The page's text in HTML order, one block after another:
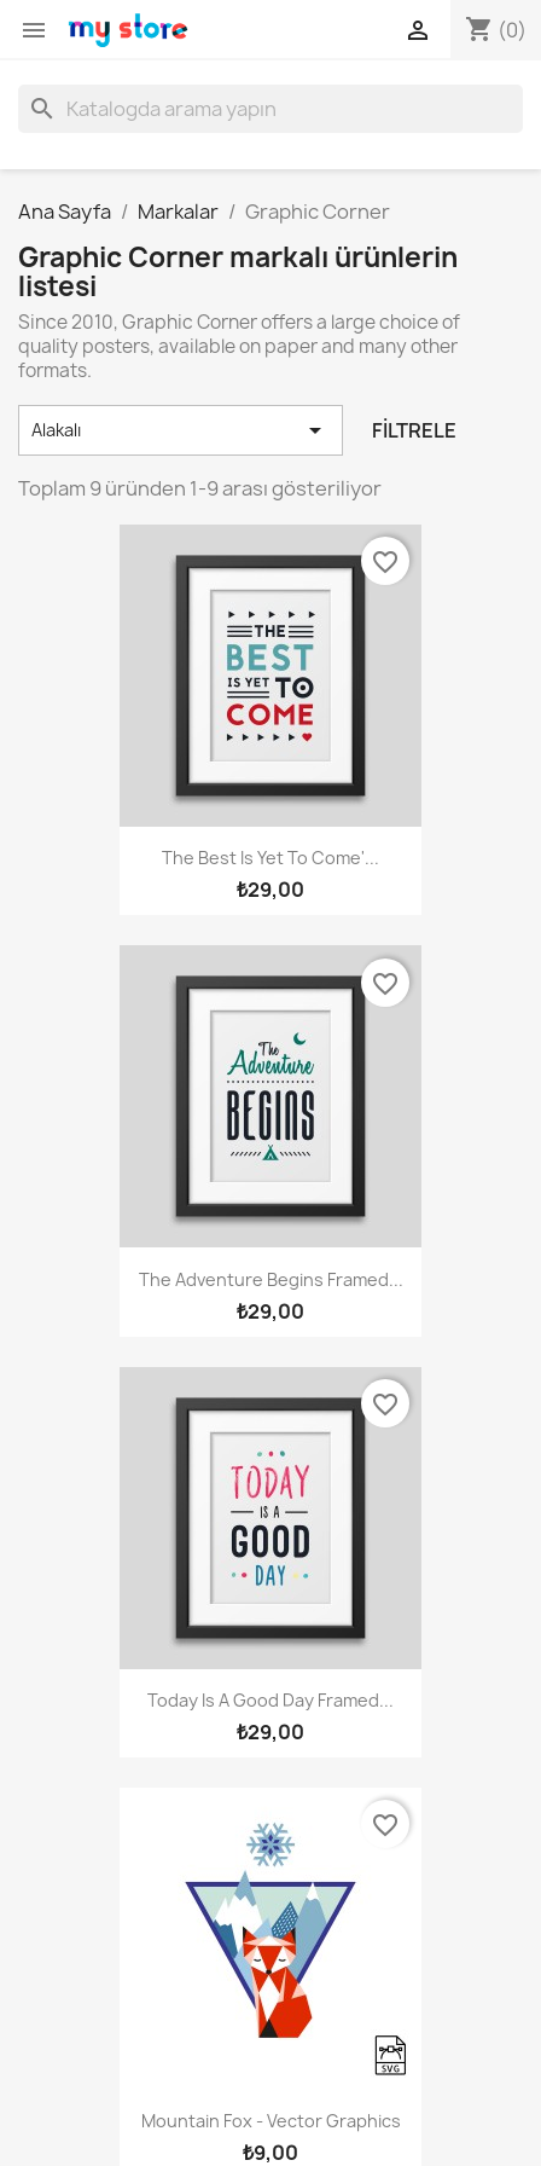
 shopping_cart (0)

search
Ana Sayfa Markalar Graphic Corner
Graphic Corner markalı ürünlerin
listesi
Since 2010, Graphic Corner offers a large choice of
quality posters, available on paper and many other
formats.
Alakalı  FILTRELE
Toplam 9 üründen 1-9 arası gösteriliyor
The Best Is Yet To Come'...
₺29,00
favorite_border
The Adventure Begins Framed...
₺29,00
favorite_border
Today Is A Good Day Framed...
₺29,00
favorite_border
Mountain Fox - Vector Graphics
₺9,00
favorite_border